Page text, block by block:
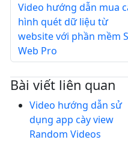
Video hướng dẫn mua
hình quét dữ liệu từ
website với phần mềm
Web Pro
Bài viết liên quan
Video hướng dẫn sử
dụng app cày view
Random Videos